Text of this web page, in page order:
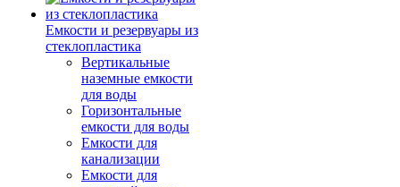
Емкости и резервуары из
стеклопластика
Вертикальные
наземные емкости
для воды
Горизонтальные
емкости для воды
Емкости для
канализации
Емкости для